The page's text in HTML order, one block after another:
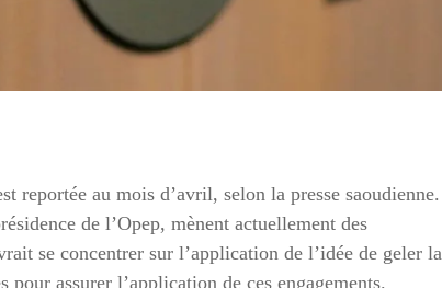
reportée au mois d’avril, selon la presse saoudienne.
de l’Opep, mènent actuellement des
se concentrer sur l’application de l’idée de geler la
assurer l’application de ces engagements.